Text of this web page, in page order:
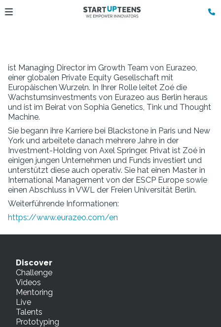
ist Managing Director im Growth Team von Eurazeo,
einer globalen Private Equity Gesellschaft mit
Europäischen Wurzeln. In Ihrer Rolle leitet Zoé die
Wachstumsinvestments von Eurazeo aus Berlin heraus
und ist im Beirat von Sophia Genetics, Tink und Thought
Machine.
Sie begann ihre Karriere bei Blackstone in Paris und New
York und arbeitete danach mehrere Jahre in der
Investment-Holding von Axel Springer. Privat ist Zoé in
einigen jungen Unternehmen und Funds investiert und
unterstützt diese auch operativ. Sie hat einen Master in
International Management von der ESCP Europe sowie
einen Abschluss in VWL der Freien Universität Berlin.
Weiterführende Informationen:
https://www.eurazeo.com/en
Discover
Challenge
Videos
Mentoring
Live
Talents
Prototyping